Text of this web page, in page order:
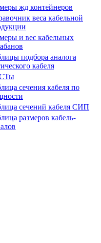
жд контейнеров
веса кабельной
и вес кабельных
подбора аналога
кабеля
сечения кабеля по
сечений кабеля СИП
размеров кабель-